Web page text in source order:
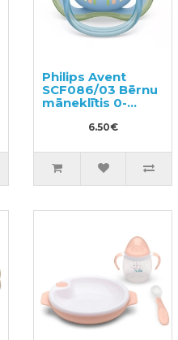
Philips Avent
SCF086/03 Bērnu
māneklītis 0-
6.50€